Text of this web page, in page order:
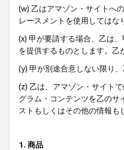
(w) 乙はアマゾン・サイトへ
レースメントを使用してはな
(x) 甲が要請する場合、乙は
を提供するものとします。
(y) 甲が別途合意しない限り
(z) 乙は、アマゾン・サイト
グラム・コンテンツを乙の
ストもしくはその他の情報
1. 商品